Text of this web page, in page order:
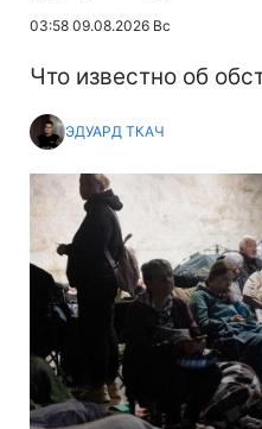
03:58 09.08.2026 Вс
Что известно об
ЭДУАРД ТКАЧ